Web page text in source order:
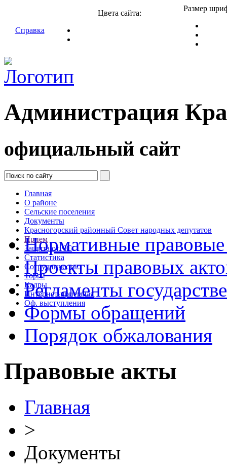
Справка
Цвета сайта:
Размер
Администрация
официальный сайт
Главная
О районе
Сельские поселения
Документы
Красногорский районный Совет народных депутатов
Прием
Защита от ЧС
Статистика
Сотрудничество
Торги
Кадры
Интернет-приемная
Оф. выступления
Нормативные
Проекты правовых
Регламенты
Формы обращений
Порядок обжалования
Правовые акты
Главная
>
Документы